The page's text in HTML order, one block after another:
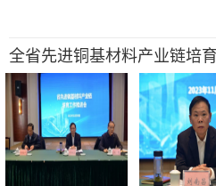
全省先进铜基材料产业链培